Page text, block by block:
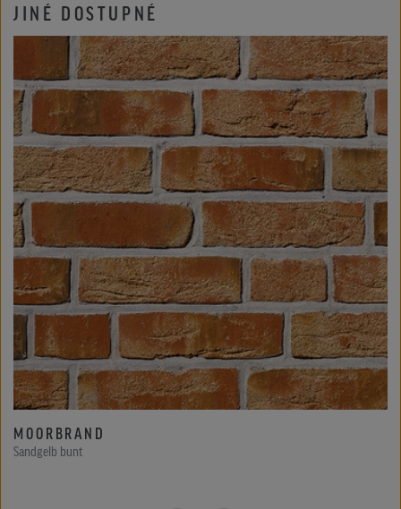
JINÉ DOSTUPNÉ
MOORBRAND
Sandgelb bunt